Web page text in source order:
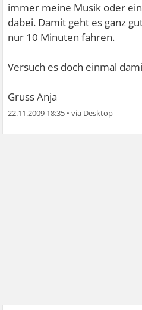
immer meine Musik oder
dabei. Damit geht es ganz
nur 10 Minuten fahren.
Versuch es doch einmal
Gruss Anja
22.11.2009 18:35 •